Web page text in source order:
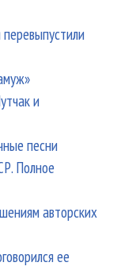
и
песни
Полное
авторских
ее